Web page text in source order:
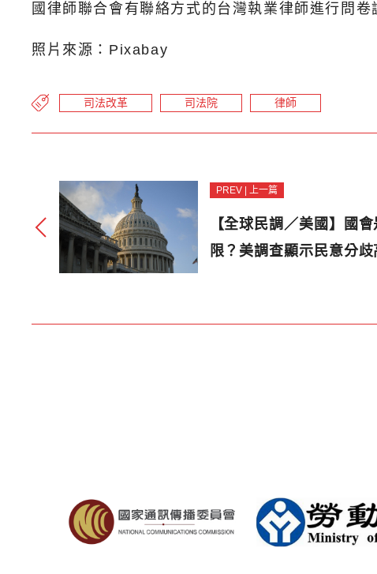
國律師聯合會有聯絡方式的台灣執業律師進行問
照片來源：Pixabay
司法改革 司法院 律師
PREV | 上一篇
【全球民調／美國】國
限？美調查顯示民意分歧